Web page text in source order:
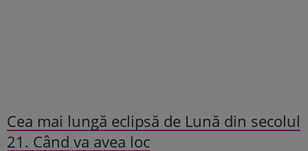
Cea mai lungă eclipsă de Lună din secolul
21. Când va avea loc